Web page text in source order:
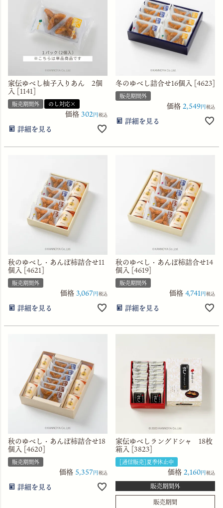
家伝ゆべし柚子入りあん 2個
入 [1141]
販売期間外 のし対応×
価格302 税込
詳細を見る
冬のゆべし詰合せ16個入 [4623]
販売期間外
価格2,549 税込
詳細を見る
秋のゆべし・あんぽ柿詰合せ11
個入 [4621]
販売期間外
価格3,067 税込
詳細を見る
秋のゆべし・あんぽ柿詰合せ14
個入 [4619]
販売期間外
価格4,741 税込
詳細を見る
秋のゆべし・あんぽ柿詰合せ18
個入 [4620]
販売期間外
価格 5,357 税込
詳細を見る
家伝ゆべしラングドシャ 18枚
箱入 [3823]
[通信販売]夏季休止中
価格2,160 税込
販売期間外
販売期間